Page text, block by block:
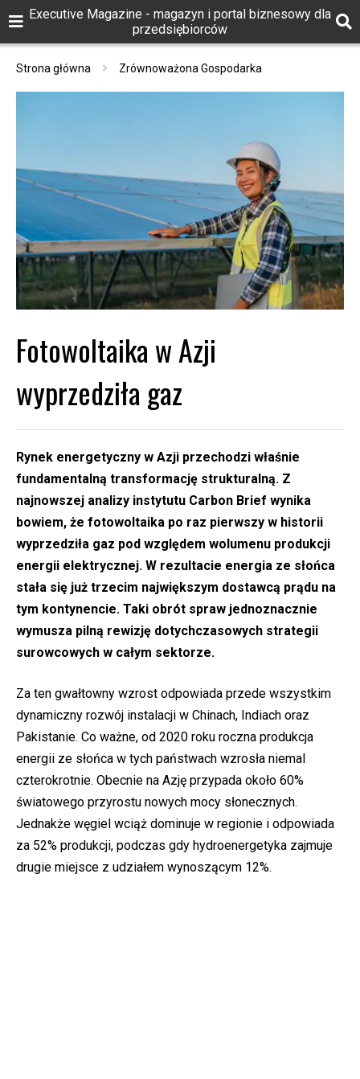
Executive Magazine - magazyn i portal biznesowy dla
przedsiębiorców
Strona główna Zrównoważona Gospodarka
Fotowoltaika w Azji
wyprzedziła gaz
Rynek energetyczny w Azji przechodzi właśnie
fundamentalną transformację strukturalną. Z
najnowszej analizy instytutu Carbon Brief wynika
bowiem, że fotowoltaika po raz pierwszy w historii
wyprzedziła gaz pod względem wolumenu produkcji
energii elektrycznej. W rezultacie energia ze słońca
stała się już trzecim największym dostawcą prądu na
tym kontynencie. Taki obrót spraw jednoznacznie
wymusza pilną rewizję dotychczasowych strategii
surowcowych w całym sektorze.
Za ten gwałtowny wzrost odpowiada przede wszystkim
dynamiczny rozwój instalacji w Chinach, Indiach oraz
Pakistanie. Co ważne, od 2020 roku roczna produkcja
energii ze słońca w tych państwach wzrosła niemal
czterokrotnie. Obecnie na Azję przypada około 60%
światowego przyrostu nowych mocy słonecznych.
Jednakże węgiel wciąż dominuje w regionie i odpowiada
za 52% produkcji, podczas gdy hydroenergetyka zajmuje
drugie miejsce z udziałem wynoszącym 12%.